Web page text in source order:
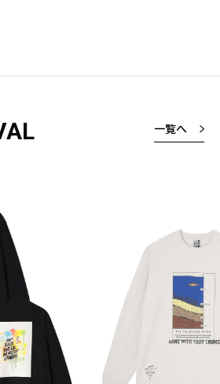
一覧へ